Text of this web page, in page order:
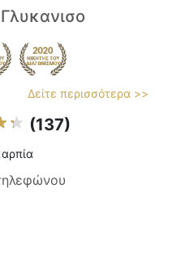
Δείτε περισσότερα >>
(137)